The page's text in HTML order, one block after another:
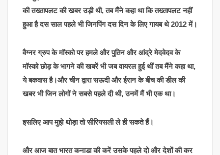
की तख्तापलट की खबर उड़ी थी, तब मैंने कहा था कि तख्तापलट नहीं
हुआ है दस साल पहले भी जिनपिंग दस दिन के लिए गायब थे 2012 में।
वैग्नर ग्रुप के मॉस्को पर हमले और पुतिन और आंद्रे मेदवेदव के
मॉस्को छोड़ के भागने की खबरें भी जब वायरल हुई थीं तब मैंने कहा था,
ये बकवास है।और चीन द्वारा सऊदी और ईरान के बीच की डील की
खबर भी जिन लोगों ने सबसे पहले दी थी, उनमें मैं भी एक था।
इसलिए आप मुझे थोड़ा तो सीरियसली ले ही सकते हैं।
और आज बात भारत कनाडा की करें उसके पहले दो और देशों की कर